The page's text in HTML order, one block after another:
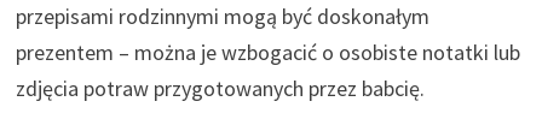
przepisami rodzinnymi mogą być doskonałym
prezentem – można je wzbogacić o osobiste notatki lub
zdjęcia potraw przygotowanych przez babcię.